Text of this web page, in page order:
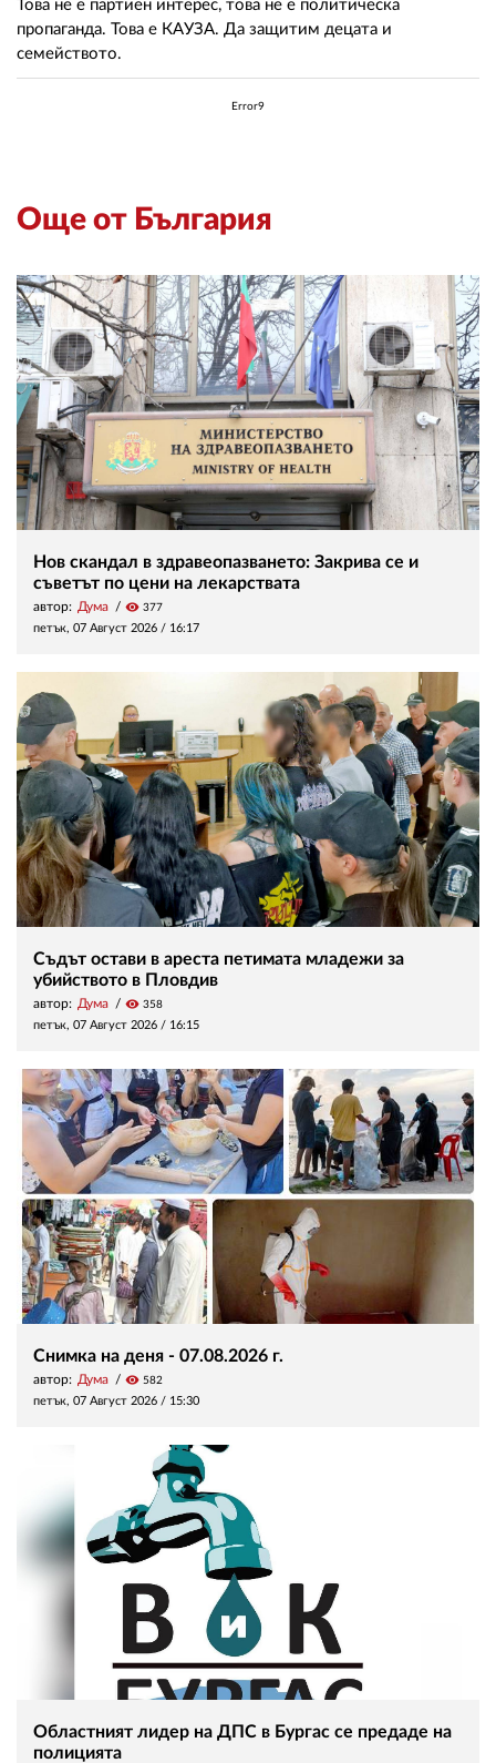
Това не е партиен интерес, това не е политическа
пропаганда. Това е КАУЗА. Да защитим децата и
семейството.
Error9
Още от България
Нов скандал в здравеопазването: Закрива се и
съветът по цени на лекарствата
автор: Дума visibility 377
петък, 07 Август 2026 / 16:17
Съдът остави в ареста петимата младежи за
убийството в Пловдив
автор: Дума visibility 358
петък, 07 Август 2026 / 16:15
Снимка на деня - 07.08.2026 г.
автор: Дума visibility 582
петък, 07 Август 2026 / 15:30
Областният лидер на ДПС в Бургас се предаде на
полицията